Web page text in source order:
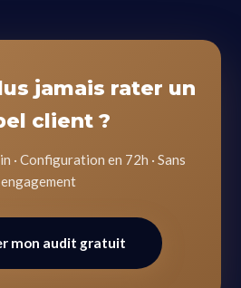
jamais rater un
client ?
· Configuration en 72h · Sans
engagement
mon audit gratuit